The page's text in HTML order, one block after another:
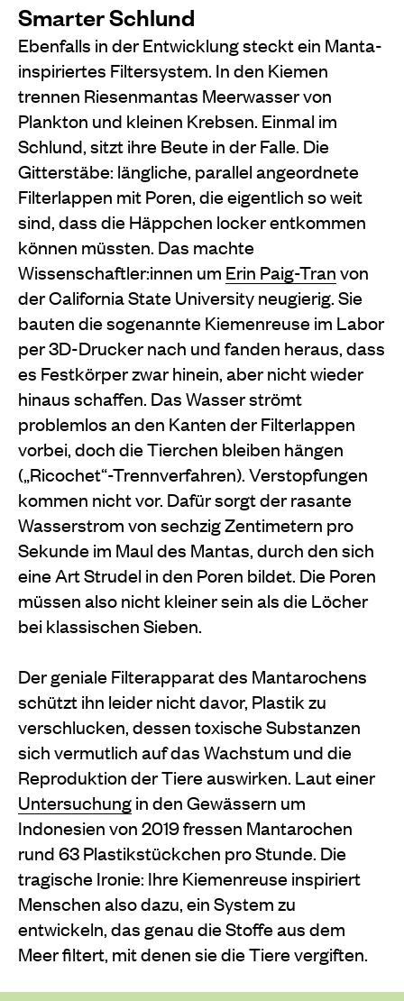
Smarter Schlund
Ebenfalls in der Entwicklung steckt ein Manta-
inspiriertes Filtersystem. In den Kiemen
trennen Riesenmantas Meerwasser von
Plankton und kleinen Krebsen. Einmal im
Schlund, sitzt ihre Beute in der Falle. Die
Gitterstäbe: längliche, parallel angeordnete
Filterlappen mit Poren, die eigentlich so weit
sind, dass die Häppchen locker entkommen
können müssten. Das machte
Wissenschaftler:innen um Erin Paig-Tranvon
der CaliforniaState University neugierig. Sie
bauten die sogenannte Kiemenreuse im Labor
per 3D-Drucker nach und fanden heraus, dass
es Festkörper zwar hinein, aber nicht wieder
hinaus schaffen. Das Wasser strömt
problemlos an den Kanten der Filterlappen
vorbei, doch die Tierchen bleiben hängen
(„Ricochet“-Trennverfahren).Verstopfungen
kommen nicht vor. Dafür sorgt der rasante
Wasserstrom von sechzig Zentimetern pro
Sekunde im Maul des Mantas, durch den sich
eine Art Strudel in den Poren bildet. DiePoren
müssen also nicht kleiner seinals die Löcher
bei klassischen Sieben.
Der geniale Filterapparat des Mantarochens
schützt ihn leider nicht davor, Plastik zu
verschlucken, dessen toxische Substanzen
sich vermutlich aufdas Wachstum und die
Reproduktion der Tiere auswirken. Laut einer
Untersuchungin den Gewässern um
Indonesien von 2019 fressen Mantarochen
rund 63 Plastikstückchen pro Stunde. Die
tragische Ironie: Ihre Kiemenreuse inspiriert
Menschen also dazu, ein System zu
entwickeln, das genau die Stoffe aus dem
Meer filtert, mit denen sie die Tiere vergiften.